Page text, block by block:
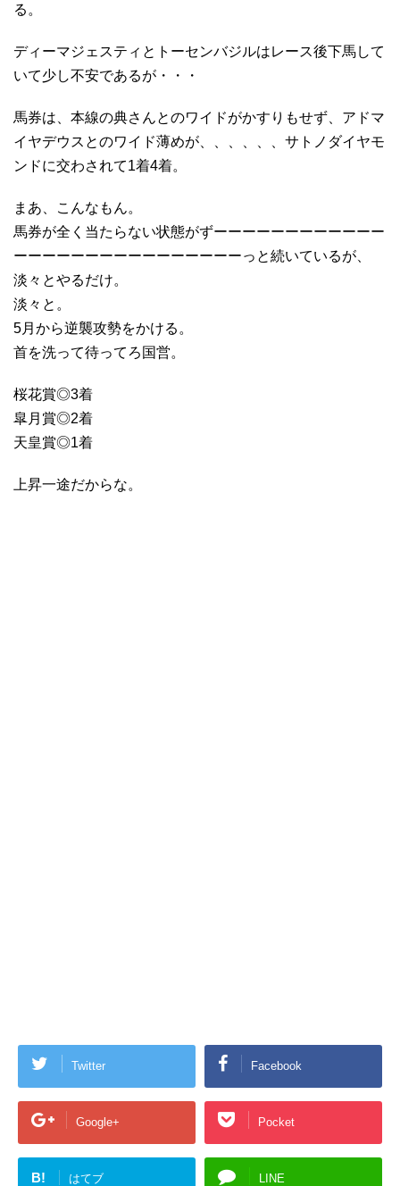
る。
ディーマジェスティとトーセンバジルはレース後下馬して
いて少し不安であるが・・・
馬券は、本線の典さんとのワイドがかすりもせず、アドマ
イヤデウスとのワイド薄めが、、、、、、サトノダイヤモ
ンドに交わされて1着4着。
まあ、こんなもん。
馬券が全く当たらない状態がずーーーーーーーーーーーー
ーーーーーーーーーーーーーーーーっと続いているが、
淡々とやるだけ。
淡々と。
5月から逆襲攻勢をかける。
首を洗って待ってろ国営。
桜花賞◎3着
皐月賞◎2着
天皇賞◎1着
上昇一途だからな。
Twitter Facebook
Google+ Pocket
B! はてブ LINE